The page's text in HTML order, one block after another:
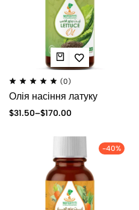
(0)
Олія насіння латуку
$31.50–$170.00
-40%